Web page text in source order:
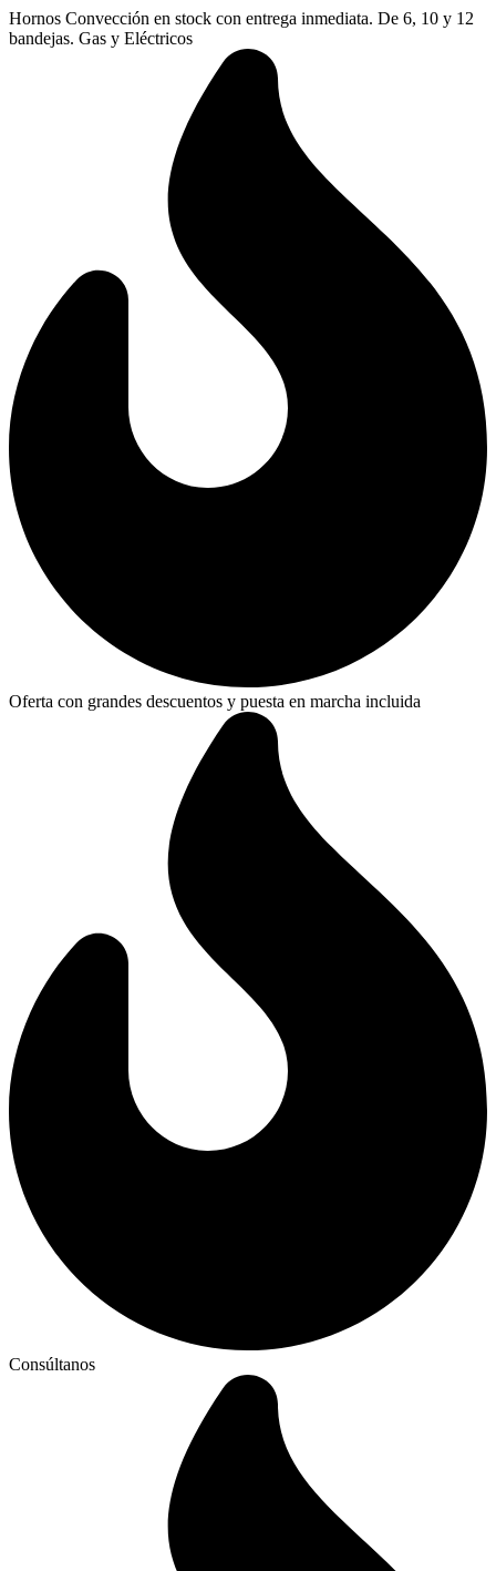
Ir
al
Hornos Convección en stock con entrega inmediata. De 6, 10 y 12
bandejas. Gas y Eléctricos
Oferta con grandes descuentos y puesta en marcha incluida
Consúltanos